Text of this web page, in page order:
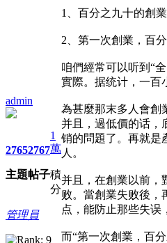
admin
2765
主題
2767
帖子
1
萬
積
分
管理員
1、百分之九十的創業
2、第一次創業，百
咱們經常可以听到“
實際。据统计，一百
為甚麼那末多人會創
并且，過低價的话，
销的問題了。再就是
人。
并且，在創業以前，
败。當創業失败後，
点，能防止那些失误
而“第一次創業，百